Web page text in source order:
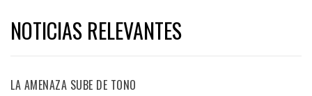
NOTICIAS RELEVANTES
LA AMENAZA SUBE DE TONO